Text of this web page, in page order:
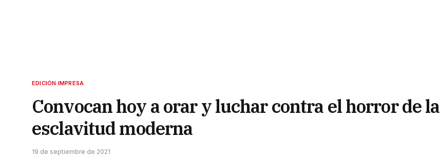
EDICIÓN IMPRESA
Convocan hoy a orar y luchar contra el horror de la
esclavitud moderna
19 de septiembre de 2021